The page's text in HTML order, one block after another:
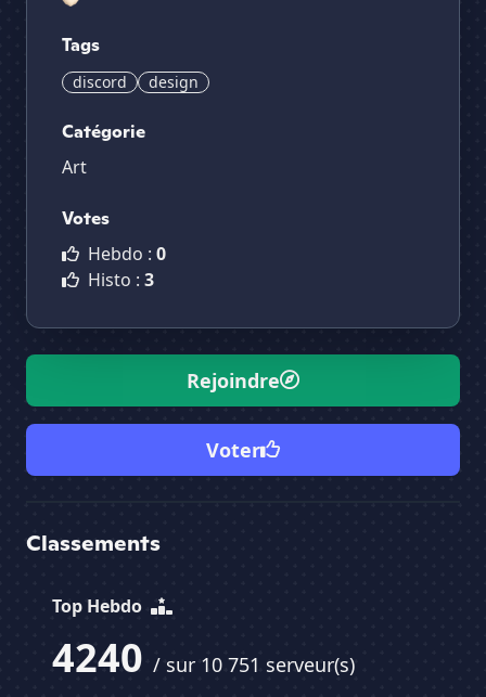
Tags
discord design
Catégorie
Art
Votes
Hebdo : 0
Histo : 3
Rejoindre
Voter
Classements
Top Hebdo
4240 / sur 10 751 serveur(s)